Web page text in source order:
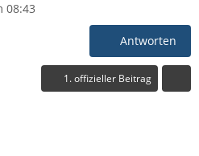
08:43
Antworten
1. offizieller Beitrag